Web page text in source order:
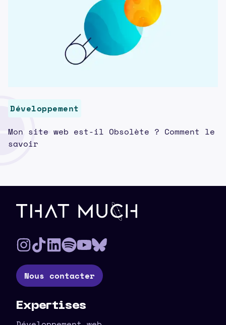
Développement
Mon site web est-il Obsolète ? Comment le
savoir
Pied de page
Nous contacter
Expertises